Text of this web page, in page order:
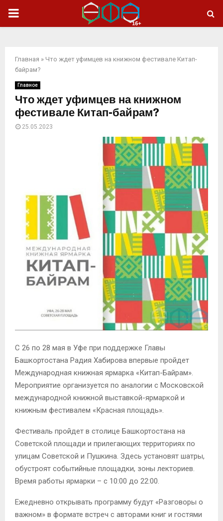
ОСНОВНОЕ
Главная » Что ждет уфимцев на книжном фестивале Китап-
байрам?
Главное
Что ждет уфимцев на книжном
фестивале Китап-байрам?
25.05.2023
С 26 по 28 мая в Уфе при поддержке Главы
Башкортостана Радия Хабирова впервые пройдет
Международная книжная ярмарка «Китап-Байрам».
Мероприятие организуется по аналогии с Московской
международной книжной выставкой-ярмаркой и
книжным фестивалем «Красная площадь».
Фестиваль пройдет в столице Башкортостана на
Советской площади и прилегающих территориях по
улицам Советской и Пушкина. Здесь установят шатры,
обустроят событийные площадки, зоны лекториев.
Время работы ярмарки – с 10:00 до 22:00.
Ежедневно открывать программу будут «Разговоры о
важном» в формате встреч с авторами книг и гостями